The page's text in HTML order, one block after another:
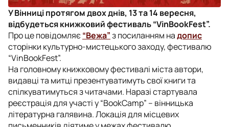
У Вінниці протягом двох днів, 13 та 14 вересня,
відбудеться книжковий фестиваль “VinBookFest”.
Про це повідомляє“Вежа”з посиланням надопис
сторінки культурно-мистецького заходу, фестивалю
“VinBookFest”.
На головному книжковому фестивалі міста автори,
видавці та митці презентуватимуть свої книги та
спілкуватимуться з читачами. Наразі стартувала
реєстрація для участі у “BookCamp” – вінницька
літературна галявина. Локація для місцевих